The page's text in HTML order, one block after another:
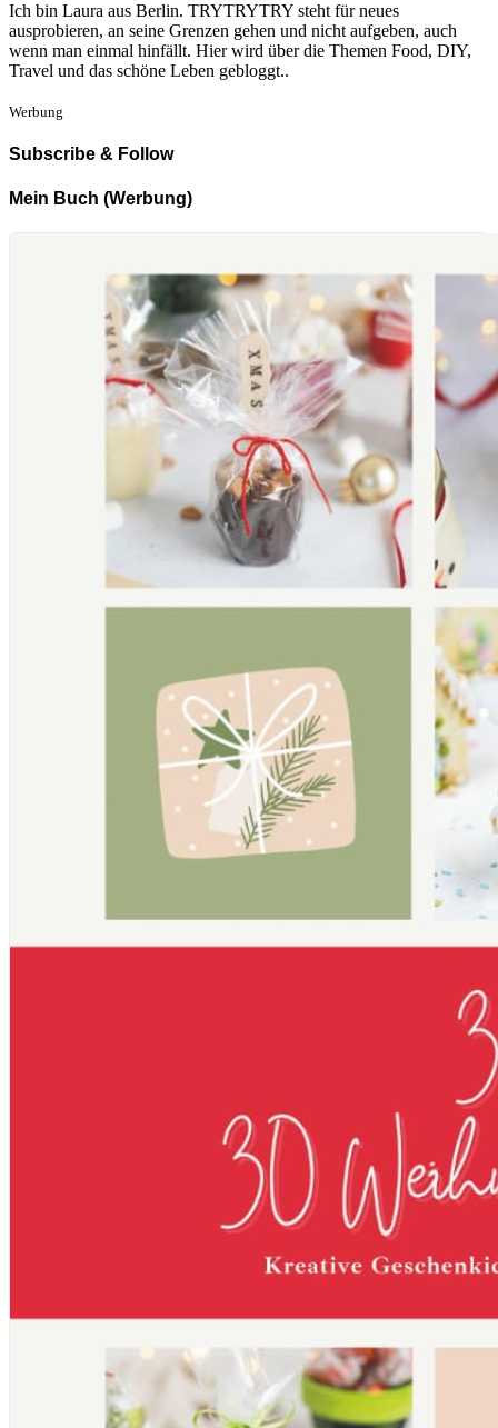
Ich bin Laura aus Berlin. TRYTRYTRY steht für neues
ausprobieren, an seine Grenzen gehen und nicht aufgeben, auch
wenn man einmal hinfällt. Hier wird über die Themen Food, DIY,
Travel und das schöne Leben gebloggt..
Werbung
Subscribe & Follow
Mein Buch (Werbung)